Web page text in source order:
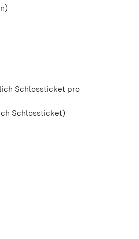
Schlossticket pro
Schlossticket)